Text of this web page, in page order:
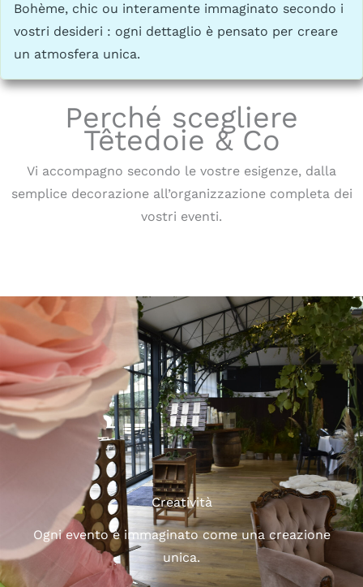
Bohème, chic ou interamente immaginato secondo i
vostri desideri : ogni dettaglio è pensato per creare
un atmosfera unica.
Perché scegliere
Têtedoie & Co
Vi accompagno secondo le vostre esigenze, dalla
semplice decorazione all’organizzazione completa dei
vostri eventi.
Creatività
Ogni evento è immaginato come una creazione
unica.